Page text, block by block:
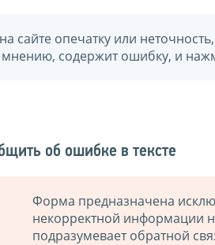
сайте опечатку или
содержит ошибку, и
об ошибке в тексте
Форма предназначена
некорректной информации
подразумевает обратной